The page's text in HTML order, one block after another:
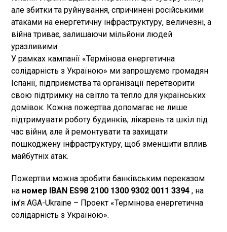
але збитки та руйнування, спричинені російськими
атаками на енергетичну інфраструктуру, величезні, а
війна триває, залишаючи мільйони людей
уразливими.
У рамках кампанії «Термінова енергетична
солідарність з Україною» ми запрошуємо громадян
Іспанії, підприємства та організації перетворити
свою підтримку на світло та тепло для українських
домівок. Кожна пожертва допомагає не лише
підтримувати роботу будинків, лікарень та шкіл під
час війни, але й ремонтувати та захищати
пошкоджену інфраструктуру, щоб зменшити вплив
майбутніх атак.
Пожертви можна зробити банківським переказом
на номер IBAN ES98 2100 1300 9302 0011 3394 , на
ім’я AGA-Ukraine – Проект «Термінова енергетична
солідарність з Україною».